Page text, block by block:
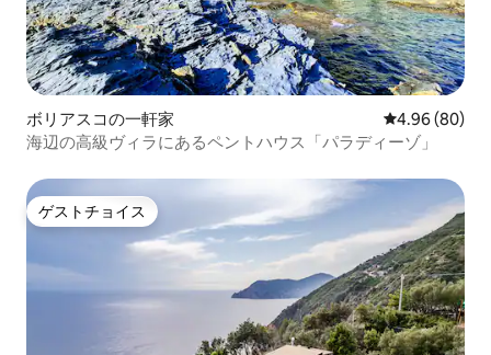
ボリアスコの一軒家 レビュー80件
4.96 (80)
海辺の高級ヴィラにあるペントハウス「パラディーゾ」
ゲストチョイス
ゲストチョイス